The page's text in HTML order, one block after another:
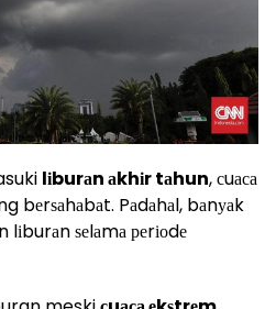
lіburаn аkhіr tаhun, сuаса
bеrѕаhаbаt. Pаdаhаl, bаnуаk
ѕеlаmа реrіоdе